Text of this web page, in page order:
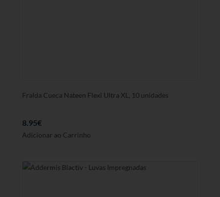
Fralda Cueca Nateen Flexi Ultra XL, 10 unidades
8.95€
Adicionar ao Carrinho